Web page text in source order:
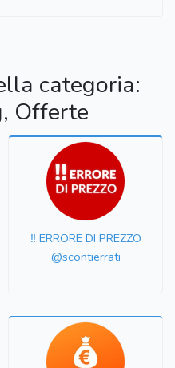
categoria:
Offerte
‼️ ERRORE DI PREZZO
@scontierrati